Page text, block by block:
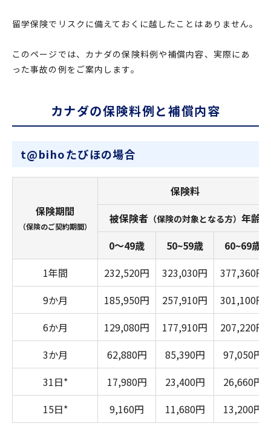
留学保険でリスクに備えておくに越したことはありません。
このページでは、カナダの保険料例や補償内容、実際にあ
った事故の例をご案内します。
カナダの保険料例と補償内容
t@bihoたびほの場合
保険期間
（保険のご契約期間）
保険料
被保険者（保険の対象となる方） 年齢
0～49歳
50~59歳
60~69歳
1年間
232,520円 323,030円
377,360円
9か月
185,950円 257,910円
301,100円
6か月
129,080円 177,910円
207,220円
3か月
62,880円 85,390円
97,050円
31日*
17,980円 23,400円
26,660円
15日*
9,160円 11,680円 13,200円